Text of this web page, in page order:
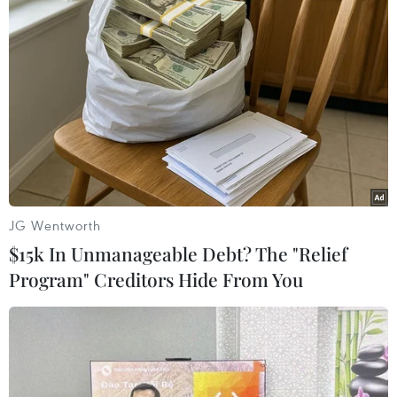
Theo dõi VietnamPlus
TIN LIÊN QUAN
JG Wentworth
$15k In Unmanageable Debt? The "Relief
Program" Creditors Hide From You